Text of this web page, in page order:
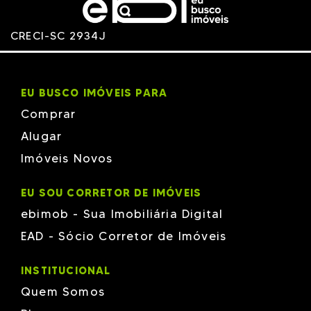
RAISER
RV
Schama
Schmitz
Silva Packer
Tatacon
TH
Vieira & Moresco
ZANELLA
CRECI-SC 2934J
EU BUSCO IMÓVEIS PARA
Comprar
Alugar
Imóveis Novos
EU SOU CORRETOR DE IMÓVEIS
ebimob - Sua Imobiliária Digital
EAD - Sócio Corretor de Imóveis
INSTITUCIONAL
Quem Somos